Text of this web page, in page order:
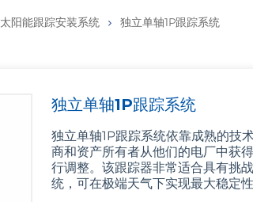
太阳能跟踪安装系统 独立单轴1P跟踪系统
独立单轴1P跟踪系统
独立单轴1P跟踪系统依靠成熟的技
商和资产所有者从他们的电厂中获
行调整。该跟踪器非常适合具有挑
统，可在极端天气下实现最大稳定性